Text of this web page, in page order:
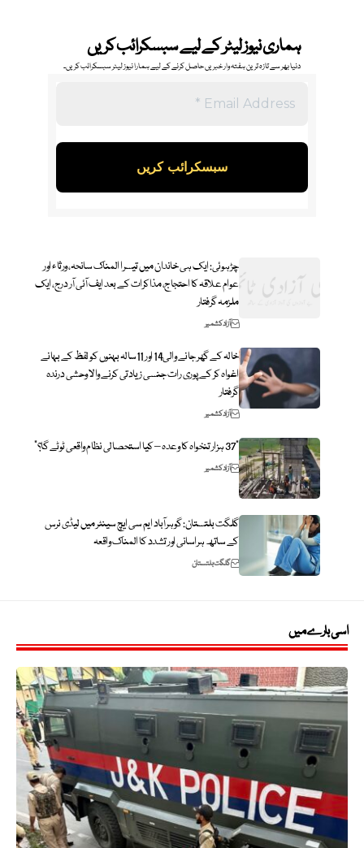
ہماری نیوز لیٹر کے لیے سبسکرائب کریں
دنیا بھر سے تازہ ترین ہفتہ وار خبریں حاصل کرنے کے لیے ہمارا نیوز لیٹر سبسکرائب کریں۔
چڑہوئی: ایک ہی خاندان میں تیسرا المناک سانحہ، ورثاء اور
عوام علاقہ کا احتجاج، مذاکرات کے بعد ایف آئی آر درج، ایک
ملزمہ گرفتار
آزاد کشمیر
خالہ کے گھر جانے والی14 اور 11سالہ بہنوں کو لفظ کے بہانے
اغواہ کر کے پوری رات جنسی زیادتی کرنے والا وحشی درندہ
گرفتار
آزاد کشمیر
“37 ہزار تنخواہ کا وعدہ – کیا استحصالی نظام واقعی ٹوٹے گا؟”
آزاد کشمیر
گلگت بلتستان: گوہرآباد ایم سی ایچ سینٹر میں لیڈی نرس
کے ساتھ ہراسانی اور تشدد کا المناک واقعہ
گلگت بلتستان
اسی بارے میں